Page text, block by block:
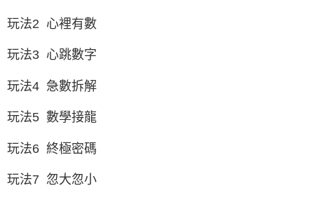
玩法2 心裡有數
玩法3 心跳數字
玩法4 急數拆解
玩法5 數學接龍
玩法6 終極密碼
玩法7 忽大忽小